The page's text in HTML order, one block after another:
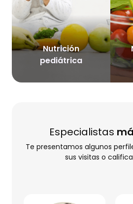
Nutrición
pediátrica
Especialistas
Te presentamos algunos
sus visitas o